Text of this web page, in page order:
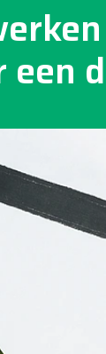
een